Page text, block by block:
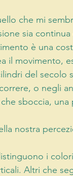
che mi
sia
è una
il movimento,
del secolo
o negli
sboccia, una
nostra
i
Altri che